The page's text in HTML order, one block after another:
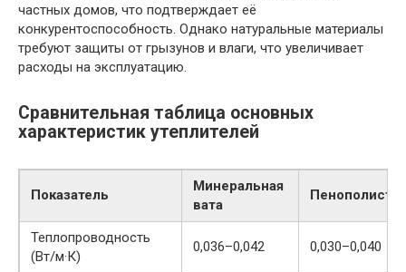
частных домов, что подтверждает её
конкурентоспособность. Однако натуральные материалы
требуют защиты от грызунов и влаги, что увеличивает
расходы на эксплуатацию.
Сравнительная таблица основных
характеристик утеплителей
Показатель
Минеральная
вата
Теплопроводность
(Вт/м·К)
0,036–0,042 0,030–0,040